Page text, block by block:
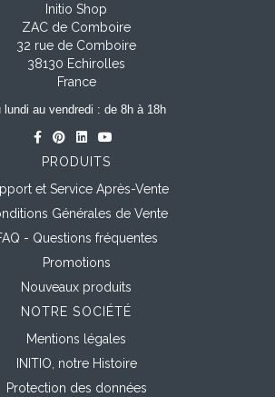
Initio Shop
ZAC de Comboire
32 rue de Comboire
38130 Echirolles
France
lundi au vendredi : de 8h à 18h
PRODUITS
et Service Après-Vente
Générales de Vente
- Questions fréquentes
Promotions
Nouveaux produits
NOTRE SOCIÉTÉ
Mentions légales
INITIO, notre Histoire
Protection des données